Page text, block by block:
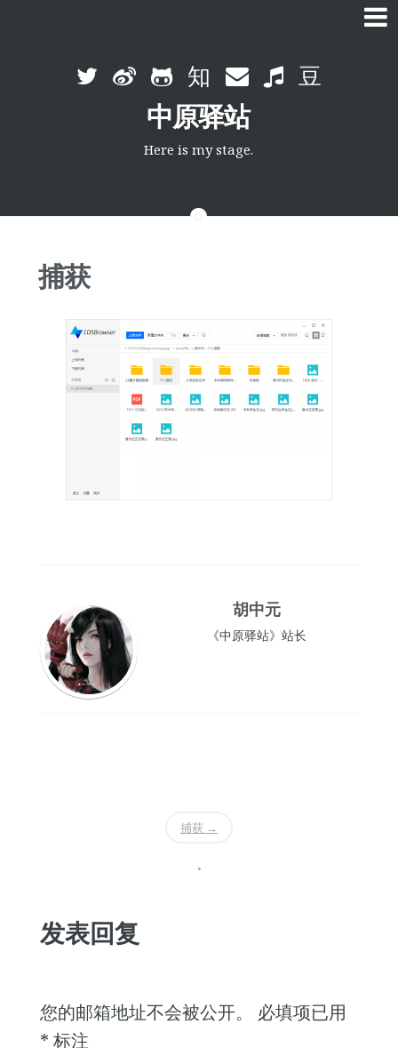
Skip
中原驿站
Here is my stage.
捕获
胡中元
《中原驿站》站长
捕获 →
•
发表回复
您的邮箱地址不会被公开。
必填项已用
* 标注